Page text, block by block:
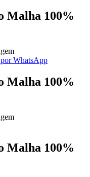
Malha 100%
WhatsApp
Malha 100%
Malha 100%